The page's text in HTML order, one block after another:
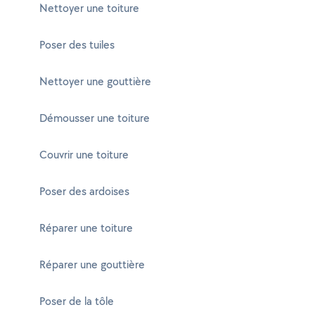
Nettoyer une toiture
Poser des tuiles
Nettoyer une gouttière
Démousser une toiture
Couvrir une toiture
Poser des ardoises
Réparer une toiture
Réparer une gouttière
Poser de la tôle